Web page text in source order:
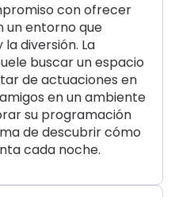
con ofrecer
un entorno que
diversión. La
buscar un espacio
de actuaciones en
en un ambiente
su programación
de descubrir cómo
cada noche.